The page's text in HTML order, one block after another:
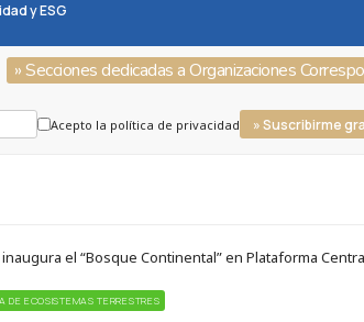
y ESG
» Secciones dedicadas a Organizaciones
Acepto la política de privacidad » Suscribirme
el “Bosque Continental” en Plataforma
DE ECOSISTEMAS TERRESTRES